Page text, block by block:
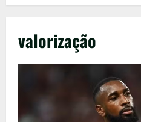
valorização